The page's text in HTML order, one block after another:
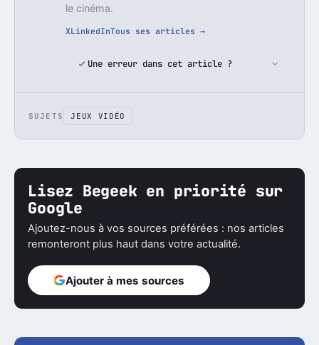
le cinéma.
XLinkedInTous ses articles →
Une erreur dans cet article ?
SUJETS JEUX VIDÉO
Lisez Begeek en priorité sur
Google
Ajoutez-nous à vos sources préférées : nos articles
remonteront plus haut dans votre actualité.
Ajouter à mes sources